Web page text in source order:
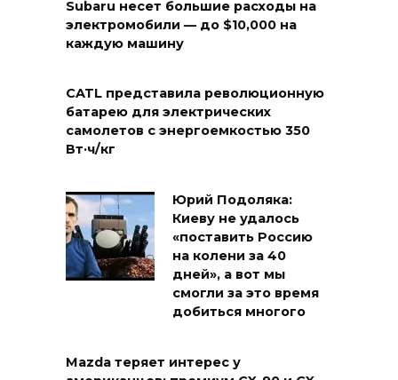
Subaru несет большие расходы на
электромобили — до $10,000 на
каждую машину
CATL представила революционную
батарею для электрических
самолетов с энергоемкостью 350
Вт·ч/кг
Юрий Подоляка:
Киеву не удалось
«поставить Россию
на колени за 40
дней», а вот мы
смогли за это время
добиться многого
Mazda теряет интерес у